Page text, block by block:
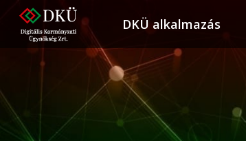
DKÜ alkalmazás
DKÜ alkalmazás